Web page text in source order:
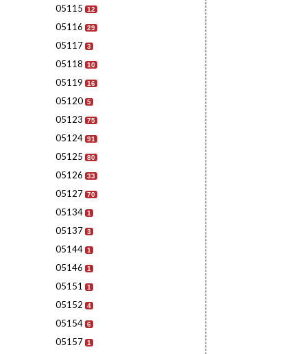
05115 12
05116 29
05117 3
05118 10
05119 16
05120 5
05123 75
05124 91
05125 80
05126 33
05127 70
05134 1
05137 3
05144 1
05146 1
05151 1
05152 4
05154 6
05157 1